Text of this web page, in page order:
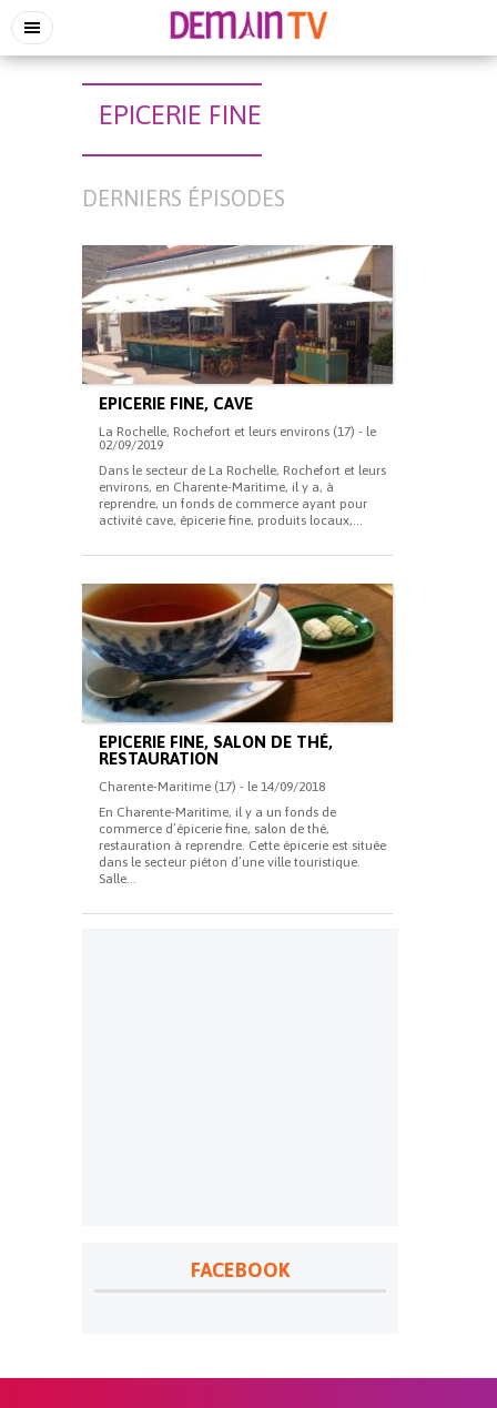
EPICERIE FINE
DERNIERS ÉPISODES
EPICERIE FINE, CAVE
La Rochelle, Rochefort et leurs environs (17) - le
02/09/2019
Dans le secteur de La Rochelle, Rochefort et leurs
environs, en Charente-Maritime, il y a, à
reprendre, un fonds de commerce ayant pour
activité cave, épicerie fine, produits locaux,...
EPICERIE FINE, SALON DE THÉ,
RESTAURATION
Charente-Maritime (17) - le 14/09/2018
En Charente-Maritime, il y a un fonds de
commerce d’épicerie fine, salon de thé,
restauration à reprendre. Cette épicerie est située
dans le secteur piéton d’une ville touristique.
Salle...
FACEBOOK